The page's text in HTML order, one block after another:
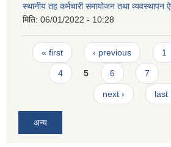
स्थानीय तह कर्मचारी समायोजन तथा व्यवस्थापन
मिति: 06/01/2022 - 10:28
Pages
« first ‹ previous 1
4 5 6 7
next › last
अन्य